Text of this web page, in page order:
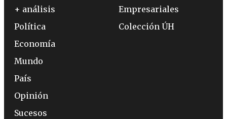
+ análisis
Política
Economía
Mundo
País
Opinión
Sucesos
Empresariales
Colección ÚH